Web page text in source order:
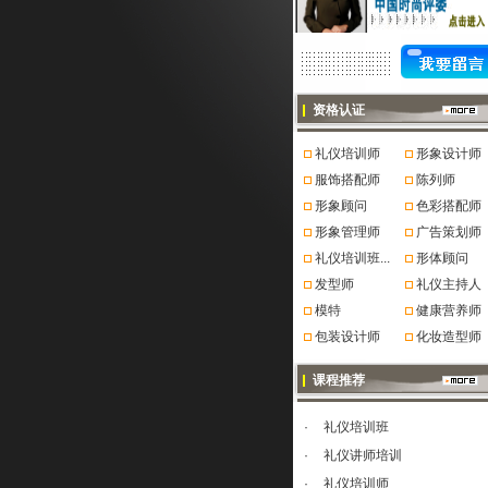
资格认证
礼仪培训师
形象设计师
服饰搭配师
陈列师
形象顾问
色彩搭配师
形象管理师
广告策划师
礼仪培训班...
形体顾问
发型师
礼仪主持人
模特
健康营养师
包装设计师
化妆造型师
课程推荐
·
礼仪培训班
·
礼仪讲师培训
·
礼仪培训师